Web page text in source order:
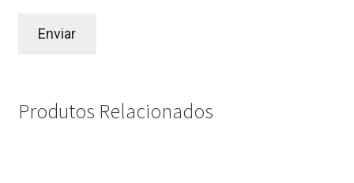
Produtos Relacionados